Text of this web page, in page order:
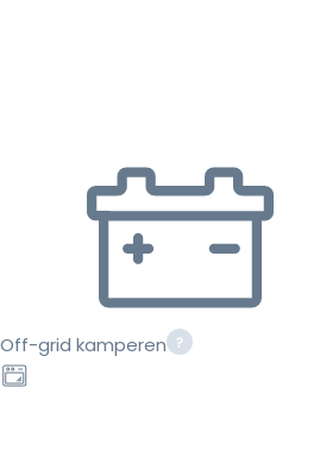
Off-grid kamperen